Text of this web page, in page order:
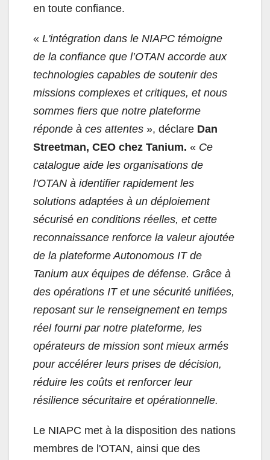
en toute confiance.
« L'intégration dans le NIAPC témoigne
de la confiance que l’OTAN accorde aux
technologies capables de soutenir des
missions complexes et critiques, et nous
sommes fiers que notre plateforme
réponde à ces attentes », déclare Dan
Streetman, CEO chez Tanium. « Ce
catalogue aide les organisations de
l'OTAN à identifier rapidement les
solutions adaptées à un déploiement
sécurisé en conditions réelles, et cette
reconnaissance renforce la valeur ajoutée
de la plateforme Autonomous IT de
Tanium aux équipes de défense. Grâce à
des opérations IT et une sécurité unifiées,
reposant sur le renseignement en temps
réel fourni par notre plateforme, les
opérateurs de mission sont mieux armés
pour accélérer leurs prises de décision,
réduire les coûts et renforcer leur
résilience sécuritaire et opérationnelle.
Le NIAPC met à la disposition des nations
membres de l'OTAN, ainsi que des